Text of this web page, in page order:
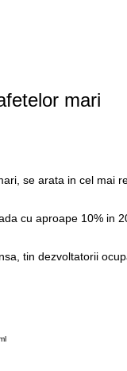
mari
se arata in cel mai
cu aproape 10% in
tin dezvoltatorii